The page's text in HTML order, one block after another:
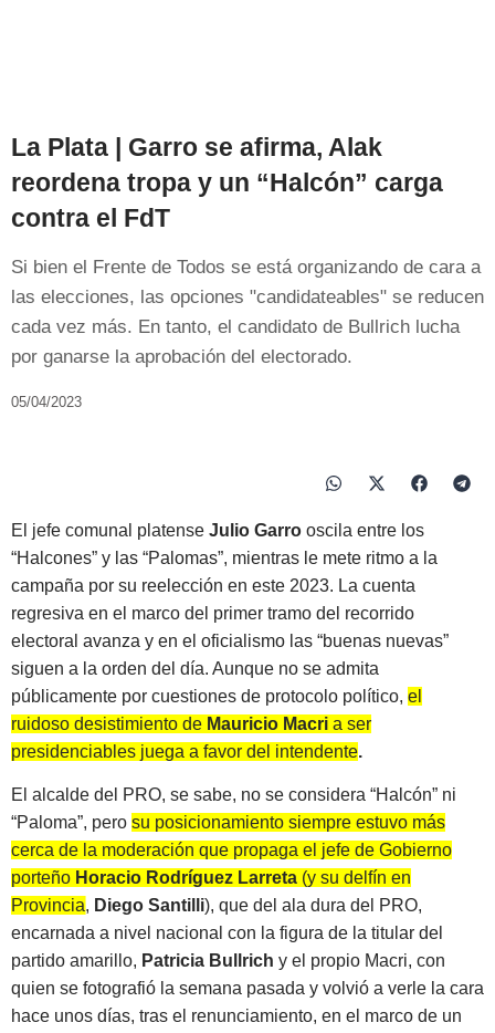
La Plata | Garro se afirma, Alak
reordena tropa y un “Halcón” carga
contra el FdT
Si bien el Frente de Todos se está organizando de cara a
las elecciones, las opciones "candidateables" se reducen
cada vez más. En tanto, el candidato de Bullrich lucha
por ganarse la aprobación del electorado.
05/04/2023
El jefe comunal platense Julio Garro oscila entre los
“Halcones” y las “Palomas”, mientras le mete ritmo a la
campaña por su reelección en este 2023. La cuenta
regresiva en el marco del primer tramo del recorrido
electoral avanza y en el oficialismo las “buenas nuevas”
siguen a la orden del día. Aunque no se admita
públicamente por cuestiones de protocolo político, el
ruidoso desistimiento de Mauricio Macri a ser
presidenciables juega a favor del intendente.
El alcalde del PRO, se sabe, no se considera “Halcón” ni
“Paloma”, pero su posicionamiento siempre estuvo más
cerca de la moderación que propaga el jefe de Gobierno
porteño Horacio Rodríguez Larreta (y su delfín en
Provincia, Diego Santilli), que del ala dura del PRO,
encarnada a nivel nacional con la figura de la titular del
partido amarillo, Patricia Bullrich y el propio Macri, con
quien se fotografió la semana pasada y volvió a verle la cara
hace unos días, tras el renunciamiento, en el marco de un